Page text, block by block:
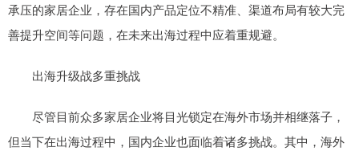
承压的家居企业，存在国内产品定位不精准、渠道布局有较大完
善提升空间等问题，在未来出海过程中应着重规避。
出海升级战多重挑战
尽管目前众多家居企业将目光锁定在海外市场并相继落子，
但当下在出海过程中，国内企业也面临着诸多挑战。其中，海外